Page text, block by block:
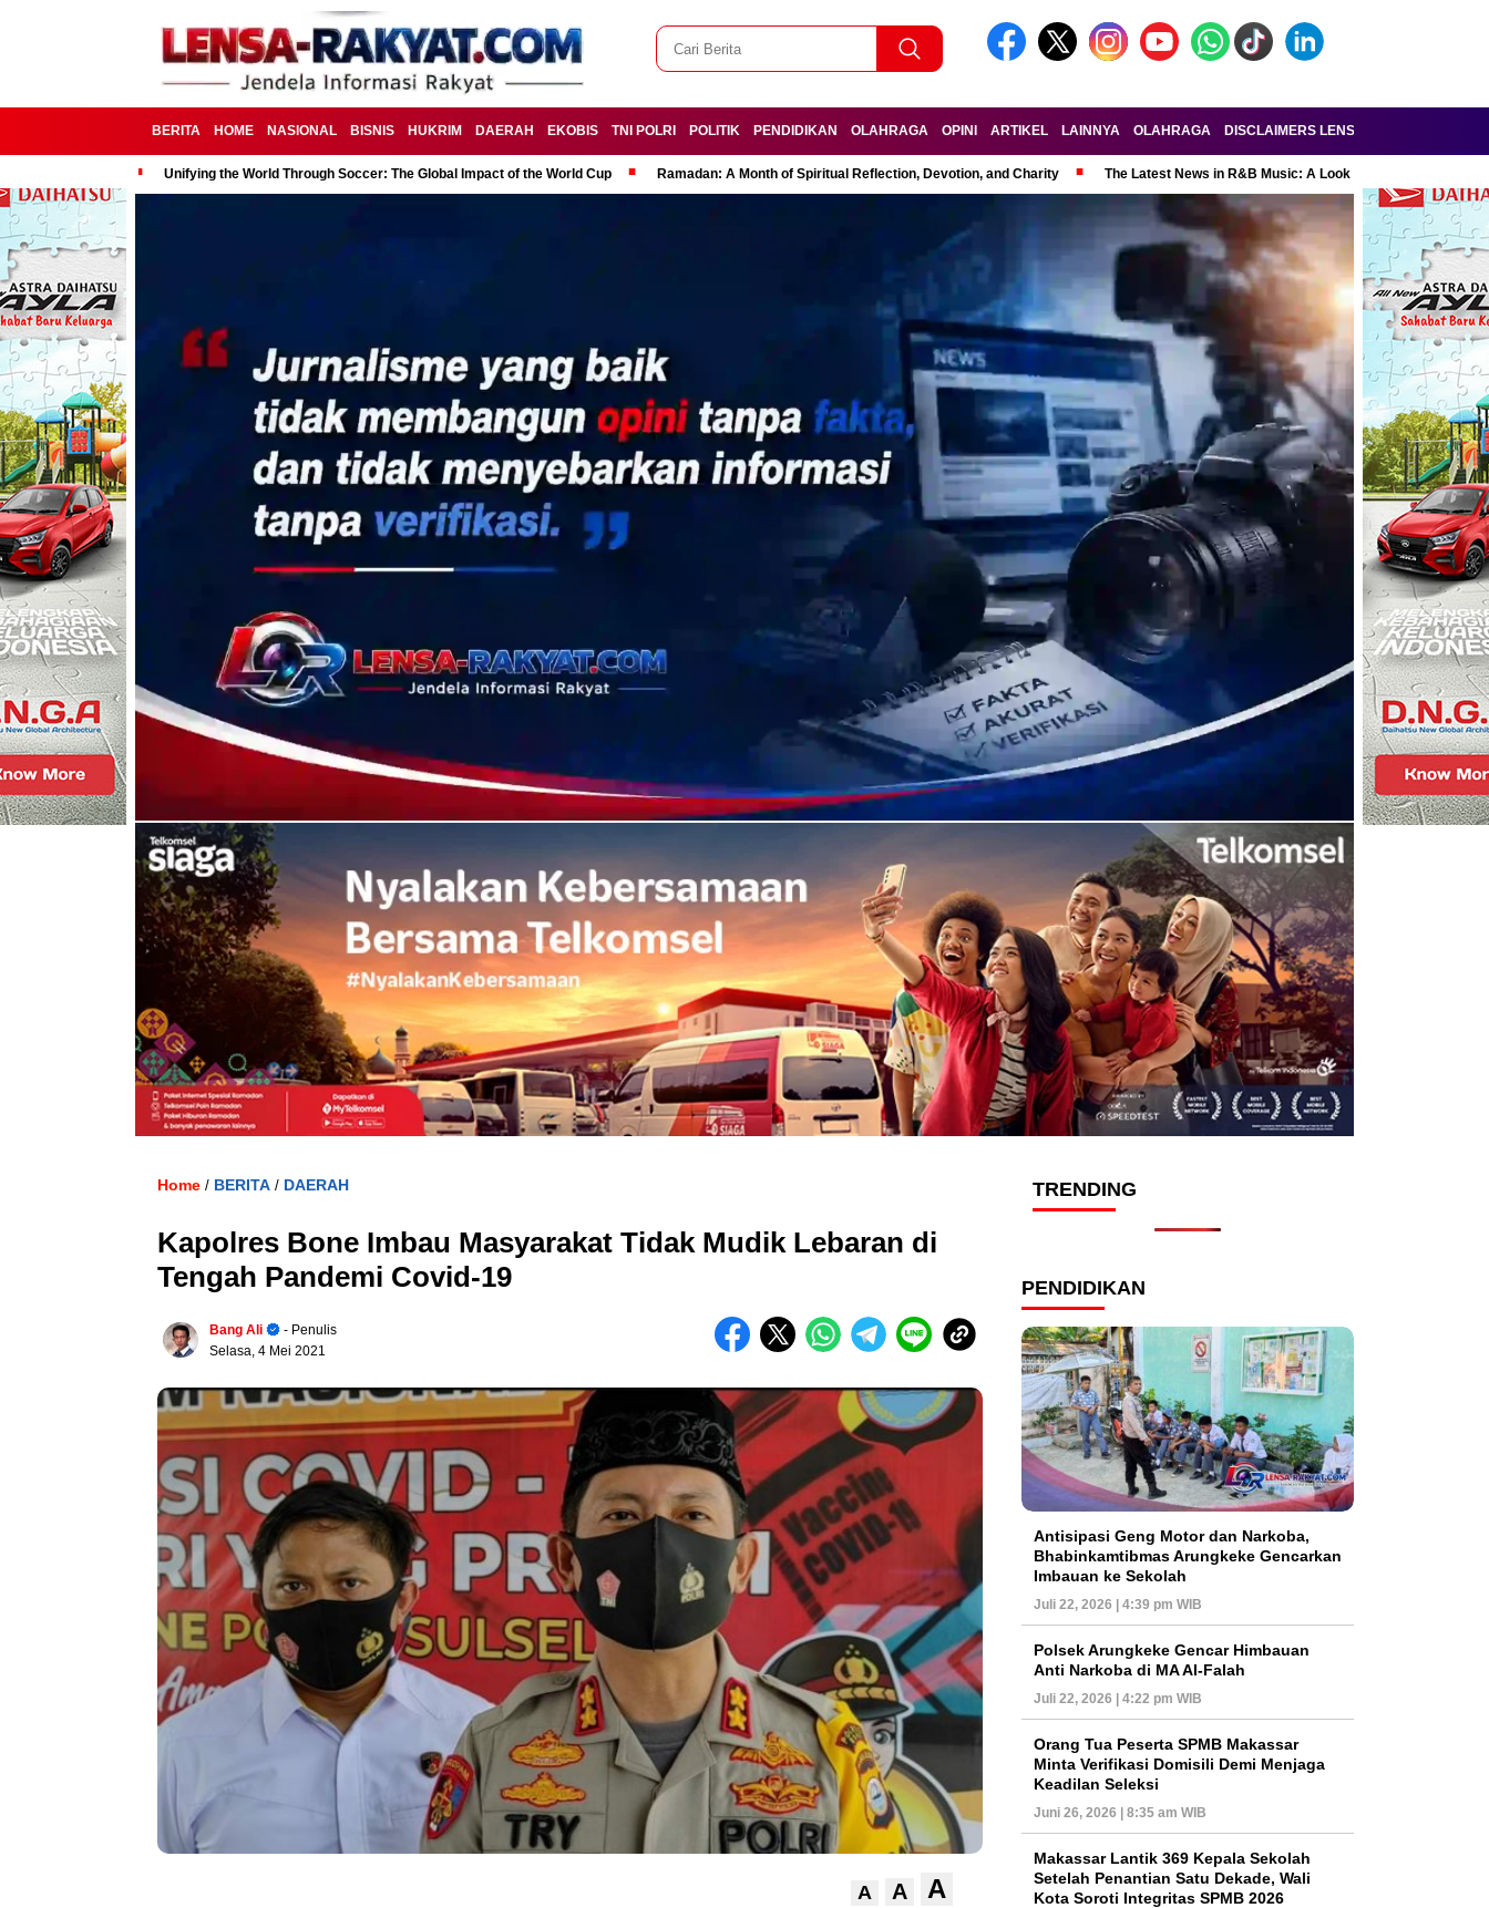
BERITA HOME NASIONAL BISNIS HUKRIM DAERAH EKOBIS TNI POLRI POLITIK PENDIDIKAN OLAHRAGA OPINI ARTIKEL LAINNYA OLAHRAGA DISCLAIMERS LENSA-RAKYAT.COM
Unifying the World Through Soccer: The Global Impact of the World Cup Ramadan: A Month of Spiritual Reflection, Devotion, and Charity The Latest News in R&B Music: A Look at Super Bowl
Home / BERITA / DAERAH
Kapolres Bone Imbau Masyarakat Tidak Mudik Lebaran di
Tengah Pandemi Covid-19
Bang Ali
- Penulis
Selasa, 4 Mei 2021
A A A
TRENDING
PENDIDIKAN
Antisipasi Geng Motor dan Narkoba,
Bhabinkamtibmas Arungkeke Gencarkan
Imbauan ke Sekolah
Juli 22, 2026 | 4:39 pm WIB
Polsek Arungkeke Gencar Himbauan
Anti Narkoba di MA Al-Falah
Juli 22, 2026 | 4:22 pm WIB
Orang Tua Peserta SPMB Makassar
Minta Verifikasi Domisili Demi Menjaga
Keadilan Seleksi
Juni 26, 2026 | 8:35 am WIB
Makassar Lantik 369 Kepala Sekolah
Setelah Penantian Satu Dekade, Wali
Kota Soroti Integritas SPMB 2026